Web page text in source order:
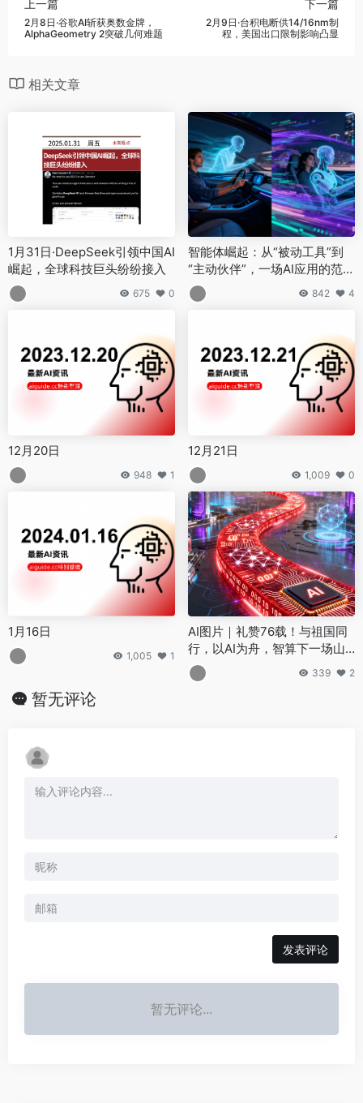
上一篇
2月8日·谷歌AI斩获奥数金牌，
AlphaGeometry 2突破几何难题
下一篇
2月9日·台积电断供14/16nm制
程，美国出口限制影响凸显
相关文章
1月31日·DeepSeek引领中国AI
崛起，全球科技巨头纷纷接入
675 0
智能体崛起：从“被动工具”到
“主动伙伴”，一场AI应用的范式
革命
842 4
12月20日
948 1
12月21日
1,009 0
1月16日
1,005 1
AI图片｜礼赞76载！与祖国同
行，以AI为舟，智算下一场山
海繁华
339 2
暂无评论
发表评论
暂无评论...